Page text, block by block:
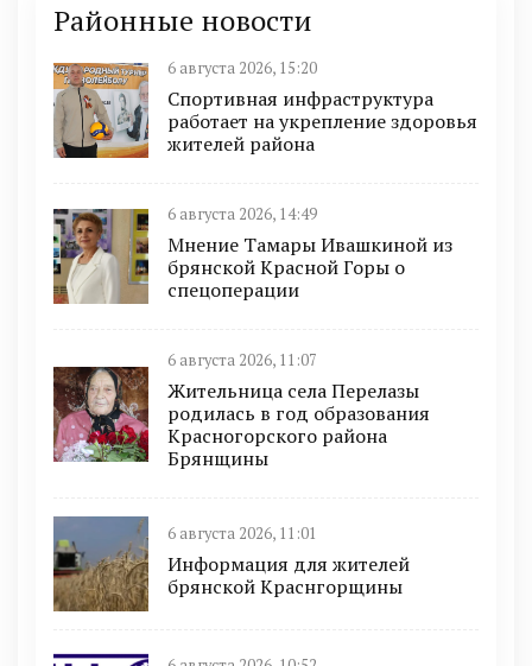
Районные новости
6 августа 2026, 15:20
Спортивная инфраструктура
работает на укрепление здоровья
жителей района
6 августа 2026, 14:49
Мнение Тамары Ивашкиной из
брянской Красной Горы о
спецоперации
6 августа 2026, 11:07
Жительница села Перелазы
родилась в год образования
Красногорского района
Брянщины
6 августа 2026, 11:01
Информация для жителей
брянской Краснгорщины